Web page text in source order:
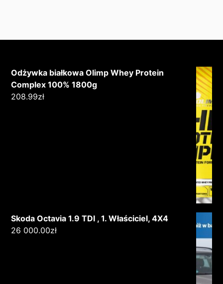
Odżywka białkowa Olimp Whey Protein
Complex 100% 1800g
208.99zł
Skoda Octavia 1.9 TDI , 1. Właściciel, 4X4
26 000.00zł